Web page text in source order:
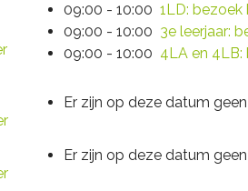
09:00 - 10:00 1LD:
09:00 - 10:00 3e leerjaar:
09:00 - 10:00 4LA en
Er zijn op deze datum
Er zijn op deze datum